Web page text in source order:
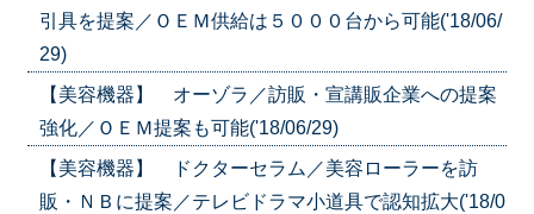
引具を提案／ＯＥＭ供給は５０００台から可能('18/06/
29)
【美容機器】 オーゾラ／訪販・宣講販企業への提案
強化／ＯＥＭ提案も可能('18/06/29)
【美容機器】 ドクターセラム／美容ローラーを訪
販・ＮＢに提案／テレビドラマ小道具で認知拡大('18/0